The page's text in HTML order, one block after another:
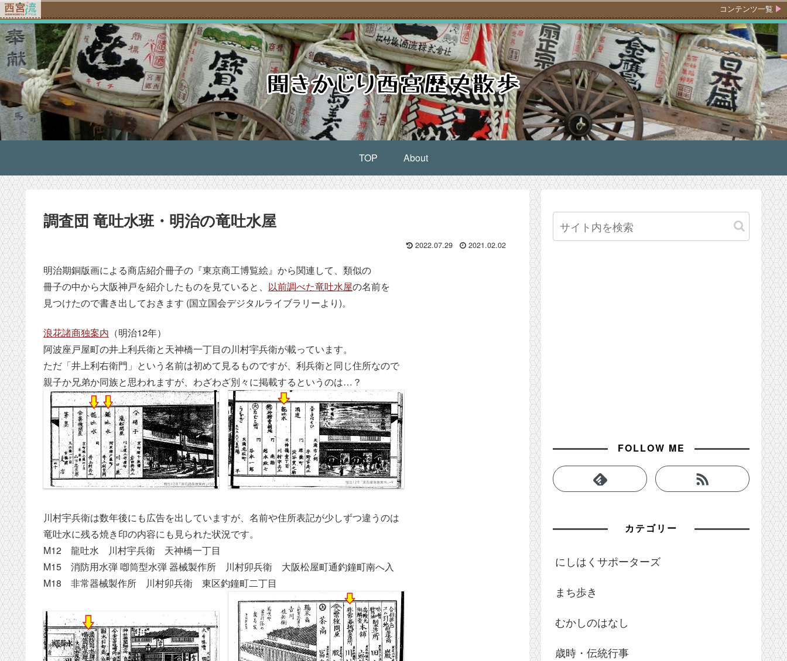
コンテンツ一覧
TOP About
調査団 竜吐水班・明治の竜吐水屋
2022.07.29 2021.02.02
明治期銅版画による商店紹介冊子の『東京商工博覧絵』から関連して、類似の
冊子の中から大阪神戸を紹介したものを見ていると、 以前調べた竜吐水屋の名前を
見つけたので書き出しておきます (国立国会デジタルライブラリーより)。
浪花諸商独案内 （明治12年）
阿波座戸屋町の井上利兵衛と天神橋一丁目の川村宇兵衛が載っています。
ただ「井上利右衛門」という名前は初めて見るものですが、利兵衛と同じ住所なので
親子か兄弟か同族と思われますが、わざわざ別々に掲載するというのは…？
川村宇兵衛は数年後にも広告を出していますが、名前や住所表記が少しずつ違うのは
竜吐水に残る焼き印の内容にも見られた状況です。
M12 龍吐水 川村宇兵衛 天神橋一丁目
M15 消防用水弾 喞筒型水弾 器械製作所 川村卯兵衛 大阪松屋町通釣鐘町南へ入
M18 非常器械製作所 川村卯兵衛 東区釣鐘町二丁目
FOLLOW ME
カテゴリー
にしはくサポーターズ
まち歩き
むかしのはなし
歳時・伝統行事